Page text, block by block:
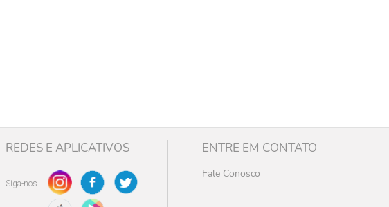
REDES E APLICATIVOS
Siga-nos
ENTRE EM CONTATO
Fale Conosco